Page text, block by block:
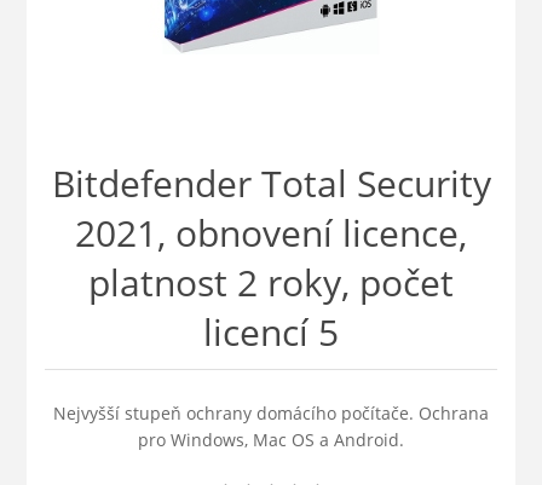
Bitdefender Total Security
2021, obnovení licence,
platnost 2 roky, počet
licencí 5
Nejvyšší stupeň ochrany domácího počítače. Ochrana
pro Windows, Mac OS a Android.